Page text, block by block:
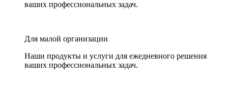
ваших профессиональных задач.
Для малой организации
Наши продукты и услуги для ежедневного решения
ваших профессиональных задач.